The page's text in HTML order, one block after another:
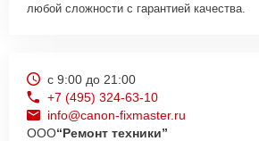
любой сложности с гарантией качества.
с 9:00 до 21:00
+7 (495) 324-63-10
info@canon-fixmaster.ru
ООО“Ремонт техники”